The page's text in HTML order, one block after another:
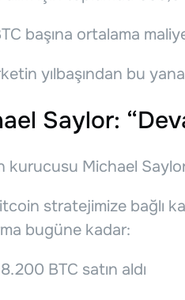
başına ortalama
yılbaşından bu
Saylor:
kurucusu Michael
stratejimize bağlı
bugüne kadar:
BTC satın aldı